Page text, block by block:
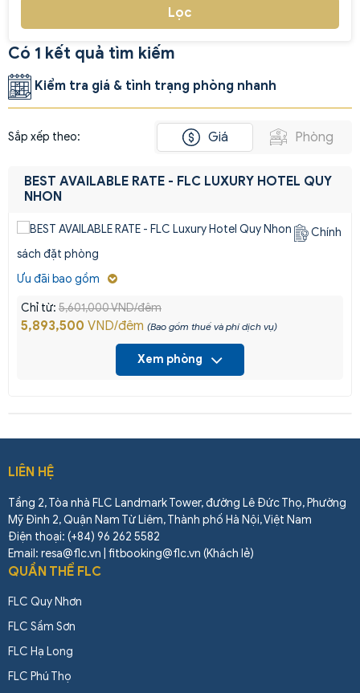
Lọc
Có 1 kết quả tìm kiếm
Kiểm tra giá & tình trạng phòng nhanh
Sắp xếp theo: Giá Phòng
BEST AVAILABLE RATE - FLC LUXURY HOTEL QUY
NHON
Chính
sách đặt phòng
Ưu đãi bao gồm
Chỉ từ: 5,601,000 VND/đêm
5,893,500 VND/đêm (Bao gồm thuế và phí dịch vụ)
Xem phòng
LIÊN HỆ
Tầng 2, Tòa nhà FLC Landmark Tower, đường Lê Đức Thọ, Phường
Mỹ Đình 2, Quận Nam Từ Liêm, Thành phố Hà Nội, Việt Nam
Điện thoại: (+84) 96 262 5582
Email: resa@flc.vn | fitbooking@flc.vn (Khách lẻ)
QUẦN THỂ FLC
FLC Quy Nhơn
FLC Sầm Sơn
FLC Hạ Long
FLC Phú Thọ